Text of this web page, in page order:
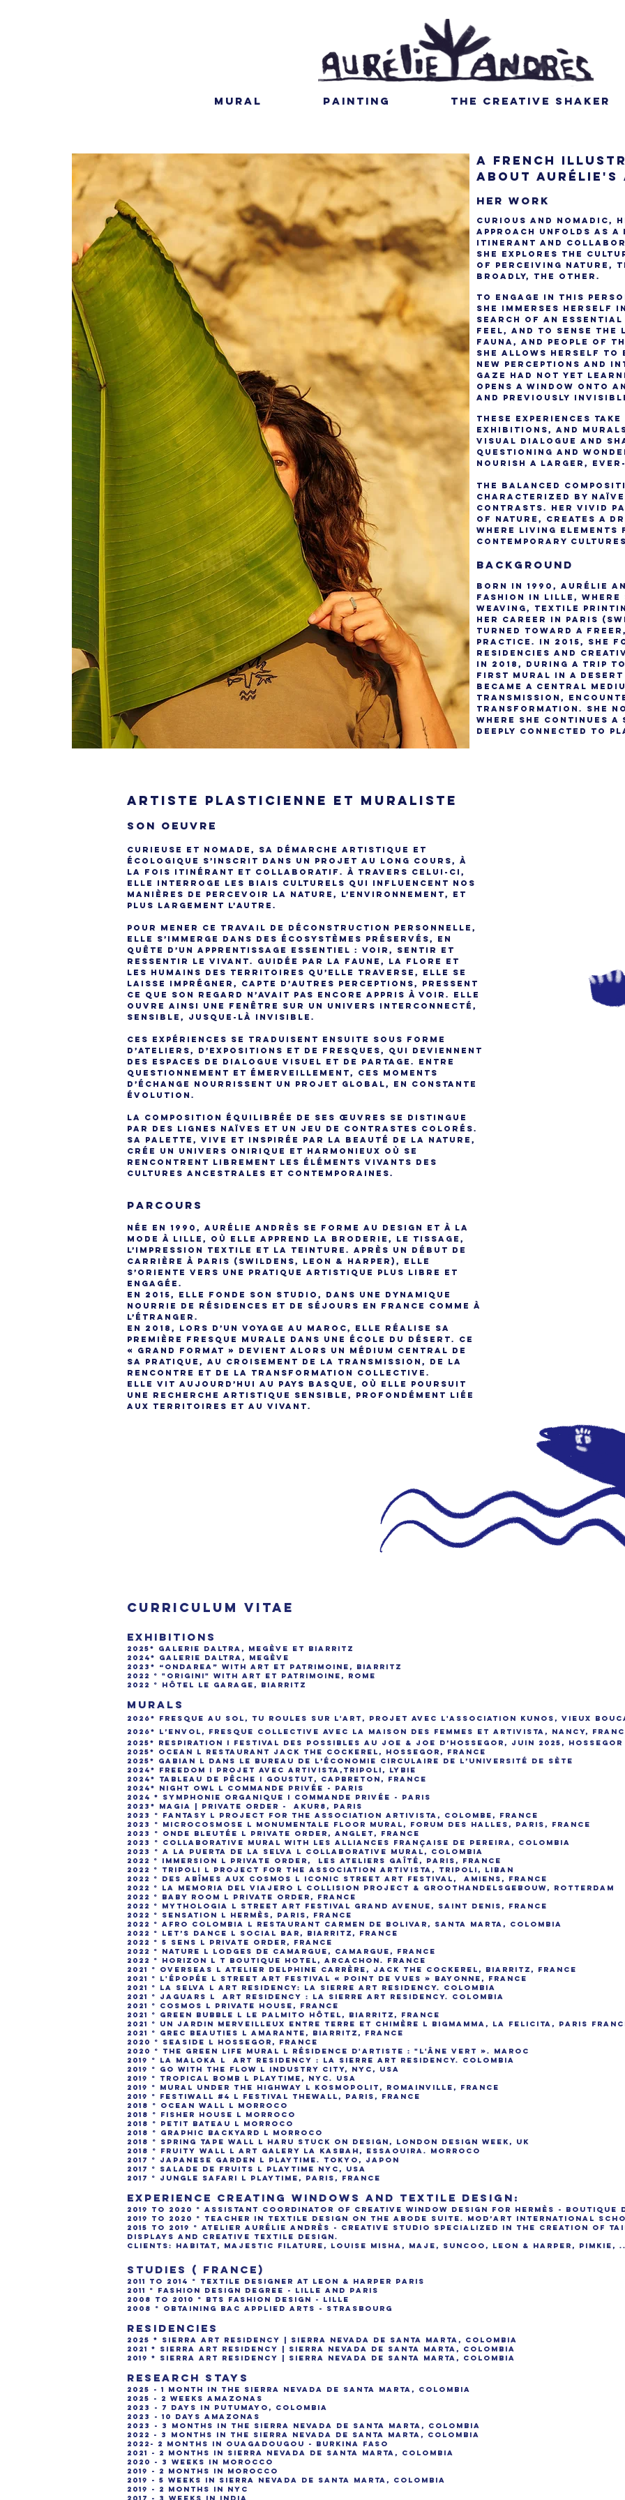
MURAL PAINTING THE CREATIVE SHAKER
A French
About Aurélie's
HER WORK
Curious and
approach unfolds as
itinerant and
she explores the
of perceiving nature,
broadly, the Other.​
To engage in this
she immerses herself
search of an
feel, and to sense the
fauna, and people of
she allows herself to
new perceptions and
gaze had not yet
opens a window onto
and previously
These experiences
exhibitions, and
visual dialogue and
questioning and
nourish a larger,
The balanced
characterized by
contrasts. Her vivid
of nature, creates a
where living elements
contemporary
BACKGROUND
Born in 1990, Aurélie
fashion in Lille, where
weaving, textile
her career in Paris
turned toward a
practice. In 2015, she
residencies and
In 2018, during a trip
first mural in a desert
became a central
transmission,
transformation. She
where she continues
deeply connected to
artiste plasticienne et muraliste
SON OEUVRE
Curieuse et nomade, sa démarche artistique et
écologique s’inscrit dans un projet au long cours, à
la fois itinérant et collaboratif. À travers celui-ci,
elle interroge les biais culturels qui influencent nos
manières de percevoir la nature, l’environnement, et
plus largement l’Autre.
Pour mener ce travail de déconstruction personnelle,
elle s’immerge dans des écosystèmes préservés, en
quête d’un apprentissage essentiel : voir, sentir et
ressentir le Vivant. Guidée par la faune, la flore et
les humains des territoires qu’elle traverse, elle se
laisse imprégner, capte d’autres perceptions, pressent
ce que son regard n’avait pas encore appris à voir. Elle
ouvre ainsi une fenêtre sur un univers interconnecté,
sensible, jusque-là invisible.
Ces expériences se traduisent ensuite sous forme
d’ateliers, d’expositions et de fresques, qui deviennent
des espaces de dialogue visuel et de partage. Entre
questionnement et émerveillement, ces moments
d’échange nourrissent un projet global, en constante
évolution.
La composition équilibrée de ses œuvres se distingue
par des lignes naïves et un jeu de contrastes colorés.
Sa palette, vive et inspirée par la beauté de la nature,
crée un univers onirique et harmonieux où se
rencontrent librement les éléments vivants des
cultures ancestrales et contemporaines.
PARCOURS
Née en 1990, Aurélie ANDRÈS se forme au design et à la
mode à Lille, où elle apprend la broderie, le tissage,
l’impression textile et la teinture. Après un début de
carrière à Paris (Swildens, Leon & Harper), elle
s’oriente vers une pratique artistique plus libre et
engagée.
En 2015, elle fonde son studio, dans une dynamique
nourrie de résidences et de séjours en France comme à
l’étranger.
En 2018, lors d’un voyage au Maroc, elle réalise sa
première fresque murale dans une école du désert. Ce
« grand format » devient alors un médium central de
sa pratique, au croisement de la transmission, de la
rencontre et de la transformation collective.
Elle vit aujourd’hui au Pays Basque, où elle poursuit
une recherche artistique sensible, profondément liée
aux territoires et au Vivant.
CURRICULUM VITAE
EXHIBITIONS
2025* Galerie Daltra, Megève et Biarritz
2024* Galerie Daltra, Megève
2023* “Ondarea” with Art et Patrimoine, Biarritz
2022 ° "Origini" with Art et Patrimoine, Rome
2022 ° Hôtel le Garage, Biarritz
MURALS
2026* fresque au sol, Tu roules sur l'art, projet avec l'association Kunos, vieux
2026* L’envol, fresque collective avec la maison des Femmes et Artivista, Nancy,
2025* Respiration I Festival des possibles au Joe & Joe d’Hossegor, juin 2025, Hossegor
2025* Ocean l restaurant Jack the Cockerel, Hossegor, France
2025* Gabian l dans le bureau de l’économie circulaire de l’université de Sète
2024* Freedom I projet avec Artivista,Tripoli, Lybie
2024* Tableau de pêche I Goustut, CapBreton, France
2024* Night owl l Commande privée - Paris
2024 * Symphonie organique I Commande privée - Paris
2023* Magia | Private order - AKUR8, Paris
2023 ° Fantasy l Project for the association ARTIVISTA, Colombe, France
2023 ° MICROCoSMOSE l monumentale floor mural, Forum des Halles, Paris, France
2023 ° Onde bleutée l Private order, Anglet, France
2023 ° Collaborative mural with les Alliances Française de Pereira, Colombia
2023 ° A la puerta de la selva l collaborative mural, Colombia
2022 ° Immersion l Private order, Les Ateliers Gaîté, Paris, France
2022 ° Tripoli l Project for the association ARTIVISTA, Tripoli, Liban
2022 ° Des abîmes aux cosmos l Iconic Street Art Festival, Amiens, France
2022 ° La memoria del viajero l Collision project & Groothandelsgebouw, Rotterdam
2022 ° Baby room l Private order, France
2022 ° Mythologia l Street Art Festival grand avenue, Saint Denis, France
2022 ° Sensation l Hermès, Paris, France
2022 ° Afro Colombia l Restaurant Carmen de Bolivar, Santa Marta, Colombia
2022 ° Let’s dance l Social bar, Biarritz, France
2022 ° 5 sens l Private order, France
2022 ° Nature l Lodges de Camargue, Camargue, France
2022 ° Horizon l T BOUTIQUE HOTEL, Arcachon. France
2021 ° Overseas l Atelier Delphine Carrère, Jack The Cockerel, Biarritz, France
2021 ° L'épopée l Street Art Festival « Point De Vues » Bayonne, France
2021 ° La Selva l Art residency: La Sierre Art Residency. Colombia
2021 ° Jaguars l Art residency : La Sierre Art Residency. Colombia
2021 ° COSMOS l Private house, France
2021 ° Green bubble l Le Palmito Hôtel, Biarritz, France
2021 ° Un jardin merveilleux entre terre et chimère l BIGMAMMA, La Felicita, Paris
2021 ° Grec beauties l Amarante, Biarritz, France
2020 ° Seaside l Hossegor, France
2020 ° The green life mural l Résidence d'Artiste : "L'âne vert ». Maroc
2019 ° La Maloka l Art residency : La Sierre Art Residency. Colombia
2019 ° Go with the flow l Industry City, NYC, USA
2019 ° Tropical BOMB l Playtime, NYC. USA
2019 ° Mural under the highway l Kosmopolit, Romainville, France
2019 ° Festiwall #4 l Festival TheWall, Paris, France
2018 ° Ocean wall l Morroco
2018 ° Fisher House l Morroco
2018 ° Petit Bateau l Morroco
2018 ° Graphic backyard l Morroco
2018 ° Spring tape wall l Haru Stuck on Design, London Design Week, UK
2018 ° Fruity wall l Art galery La Kasbah, Essaouira. Morroco
2017 ° Japanese Garden l Playtime. Tokyo, Japon
2017 ° Salade de Fruits l Playtime NYC, USA
2017 ° Jungle Safari l Playtime, Paris, France
EXPERIENCE CREATING WINDOWS AND TEXTILE DESIGN:
2019 to 2020 ° Assistant coordinator of creative window design for Hermès - Boutique
2019 to 2020 ° Teacher in textile design on the ABODE suite. Mod’Art International
2015 to 2019 ° Atelier Aurélie Andrès - Creative studio specialized in the creation of
displays and creative textile design.
Clients: Habitat, Majestic Filature, Louise Misha, Maje, Suncoo, Leon & Harper, Pimkie, ..
STUDIES ( France)
2011 to 2014 ° Textile designer at Leon & Harper PARIS
2011 ° Fashion design degree - Lille and Paris
2008 to 2010 ° BTS fashion design - Lille
2008 ° Obtaining BAC applied arts - Strasbourg
RESIDENCIES
2025 * Sierra Art Residency | Sierra Nevada de Santa Marta, Colombia
2021 * Sierra Art Residency | Sierra Nevada de Santa Marta, Colombia
2019 * Sierra Art Residency | Sierra Nevada de Santa Marta, Colombia
RESEARCH STAYS
2025 - 1 month in the Sierra Nevada de Santa Marta, Colombia
2025 - 2 Weeks AmazonAS
2023 - 7 days in Putumayo, Colombia
2023 - 10 days Amazonas
2023 - 3 months in the Sierra Nevada de Santa Marta, Colombia
2022 - 3 months in the Sierra Nevada de Santa Marta, Colombia
2022- 2 months in Ouagadougou - Burkina Faso
2021 - 2 months in Sierra Nevada de Santa Marta, Colombia
2020 - 3 weeks in Morocco
2019 - 2 months in Morocco
2019 - 5 weeks in Sierra Nevada de Santa Marta, Colombia
2019 - 2 months in NYC